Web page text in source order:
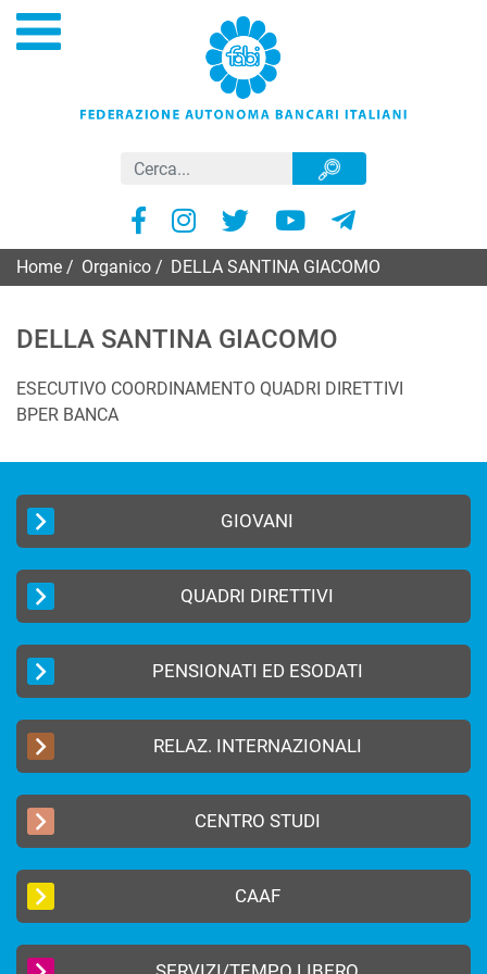
Home Organico DELLA SANTINA GIACOMO
DELLA SANTINA GIACOMO
ESECUTIVO COORDINAMENTO QUADRI DIRETTIVI
BPER BANCA
GIOVANI
QUADRI DIRETTIVI
PENSIONATI ED ESODATI
RELAZ. INTERNAZIONALI
CENTRO STUDI
CAAF